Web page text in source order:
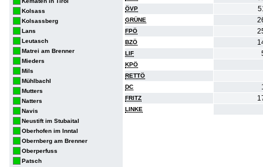
Kolsass
Kolsassberg
Lans
Leutasch
Matrei am Brenner
Mieders
Mils
Mühlbachl
Mutters
Natters
Navis
Neustift im Stubaital
Oberhofen im Inntal
Obernberg am Brenner
Oberperfuss
Patsch
ÖVP
GRÜNE
FPÖ
BZÖ
LIF
KPÖ
RETTÖ
DC
FRITZ
LINKE